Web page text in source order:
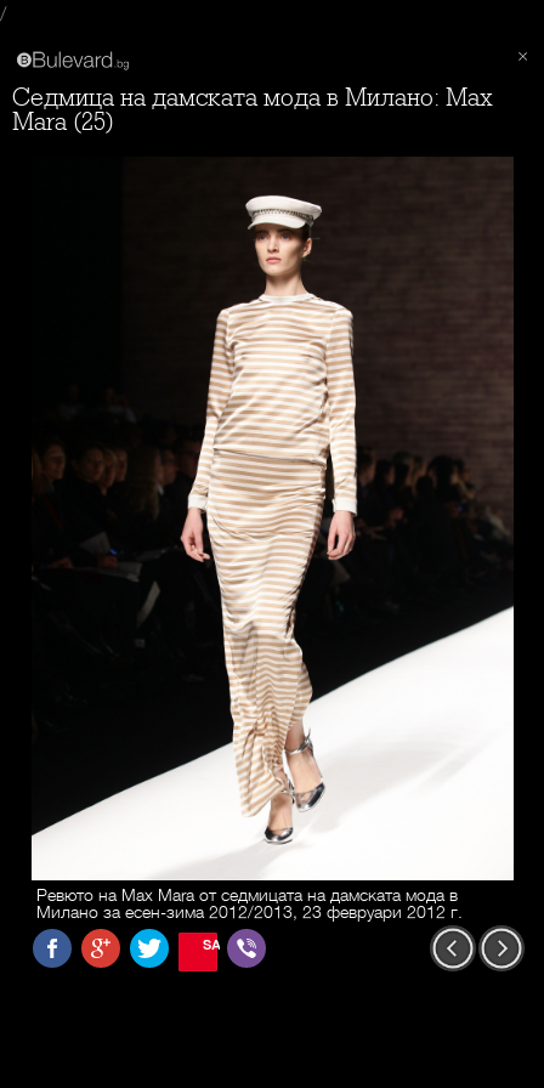
/
Седмица на дамската мода в Милано: Max
Mara (25)
Ревюто на Max Mara от седмицата на дамската мода в
Милано за есен-зима 2012/2013, 23 февруари 2012 г.
SAVE